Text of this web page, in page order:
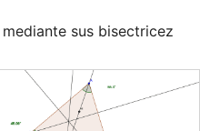
sus bisectricez